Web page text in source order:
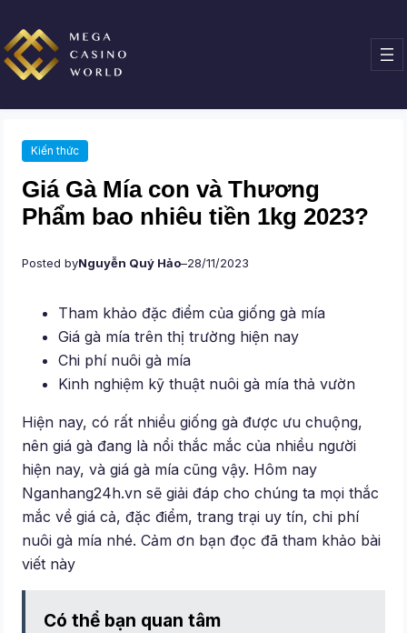
đến
phần
nội
dung
Kiến thức
Giá Gà Mía con và Thương
Phẩm bao nhiêu tiền 1kg 2023?
Posted byNguyễn Quý Hảo–28/11/2023
Tham khảo đặc điểm của giống gà mía
Giá gà mía trên thị trường hiện nay
Chi phí nuôi gà mía
Kinh nghiệm kỹ thuật nuôi gà mía thả vườn
Hiện nay, có rất nhiều giống gà được ưu chuộng,
nên giá gà đang là nổi thắc mắc của nhiều người
hiện nay, và giá gà mía cũng vậy. Hôm nay
Nganhang24h.vn sẽ giải đáp cho chúng ta mọi thắc
mắc về giá cả, đặc điểm, trang trại uy tín, chi phí
nuôi gà mía nhé. Cảm ơn bạn đọc đã tham khảo bài
viết này
Có thể bạn quan tâm